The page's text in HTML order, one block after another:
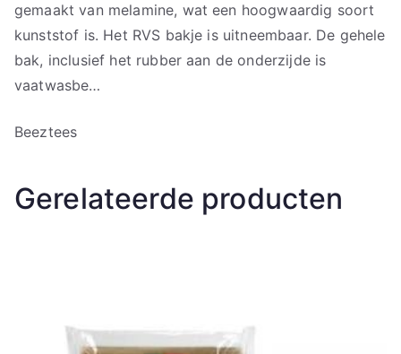
gemaakt van melamine, wat een hoogwaardig soort
kunststof is. Het RVS bakje is uitneembaar. De gehele
bak, inclusief het rubber aan de onderzijde is
vaatwasbe…
Beeztees
Gerelateerde producten